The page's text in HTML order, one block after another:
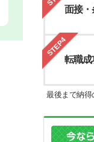
面接・
STEP4
転職成
最後まで納得